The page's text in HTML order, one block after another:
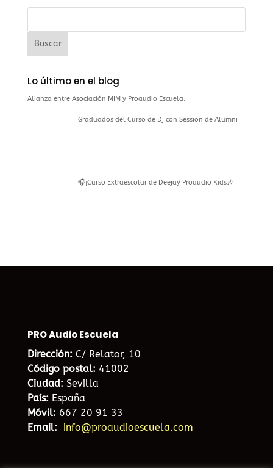
Lo último en el blog
Alianza entre Asociación MIM y Proaudio Escuela.
Graduados del Curso de Dj con Session de Alumni
🎧¡Curso Extraescolar de Deejay Proaudio Kids🎶
PRO Audio Escuela
Dirección: C/ Relator, 10
Código postal: 41002
Ciudad: Sevilla
País: España
Móvil: 667 20 91 33
Email:
info@proaudioescuela.com